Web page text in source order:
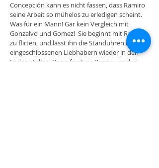
Concepción kann es nicht fassen, dass Ramiro
seine Arbeit so mühelos zu erledigen scheint.
Was für ein Mann! Gar kein Vergleich mit
Gonzalvo und Gomez! Sie beginnt mit Ramiro
zu flirten, und lässt ihn die Standuhren mit den
eingeschlossenen Liebhabern wieder in den
Laden stellen. Dann fasst sie Ramiro an der